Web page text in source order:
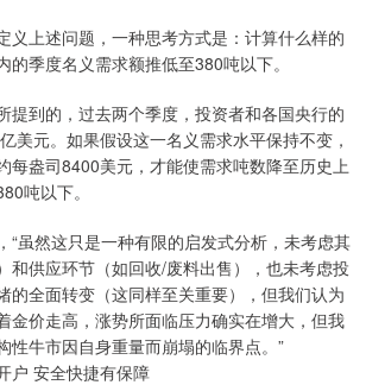
上述问题，一种思考方式是：计算什么样的
的季度名义需求额推低至380吨以下。
到的，过去两个季度，投资者和各国央行的
美元。如果假设这一名义需求水平保持不变，
每盎司8400美元，才能使需求吨数降至历史上
吨以下。
然这只是一种有限的启发式分析，未考虑其
和供应环节（如回收/废料出售），也未考虑投
的全面转变（这同样至关重要），但我们认为
金价走高，涨势所面临压力确实在增大，但我
性牛市因自身重量而崩塌的临界点。”
户 安全快捷有保障